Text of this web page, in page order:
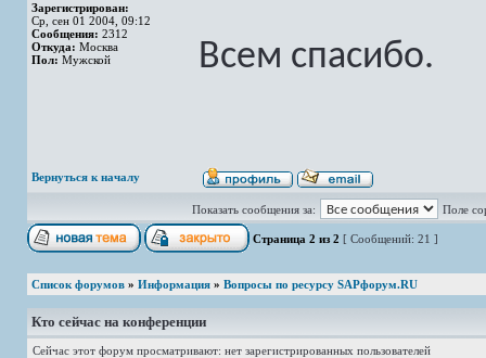
Зарегистрирован:
Ср, сен 01 2004, 09:12
Сообщения: 2312
Откуда: Москва
Пол: Мужской Всем спасибо.
Вернуться к началу
Показать сообщения за: Поле
Страница 2 из 2 [ Сообщений: 21 ]
Список форумов » Информация » Вопросы по ресурсу SAPфорум.RU
Кто сейчас на конференции
Сейчас этот форум просматривают: нет зарегистрированных пользователей